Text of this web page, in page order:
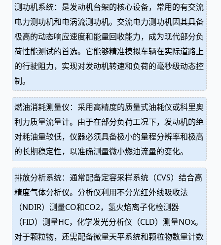
测功机系统：是发动机台架的核心设备，常用的有交流
电力测功机和电涡流测功机。交流电力测功机因其具备
极高的动态响应速度和能量回收能力，成为现代部分负
荷性能测试的首选。它能够精准模拟车辆在实际道路上
的行驶阻力，实现对发动机转速和负荷的毫秒级动态控
制。
燃油消耗测量仪：采用高精度的质量式油耗仪或科里奥
利力质量流量计。由于在部分负荷工况下，发动机的绝
对耗油量较低，仪器必须具备极小的量程分辨率和极高
的长期稳定性，以准确测量微小燃油流量的变化。
排放分析系统：通常配备定容采样系统（CVS）结合高
精度气体分析仪。分析仪利用不分光红外线吸收法
（NDIR）测量CO和CO2，氢火焰离子化检测器
（FID）测量HC，化学发光分析仪（CLD）测量NOx。
对于颗粒物，还需配备微量天平系统和颗粒物数量计数